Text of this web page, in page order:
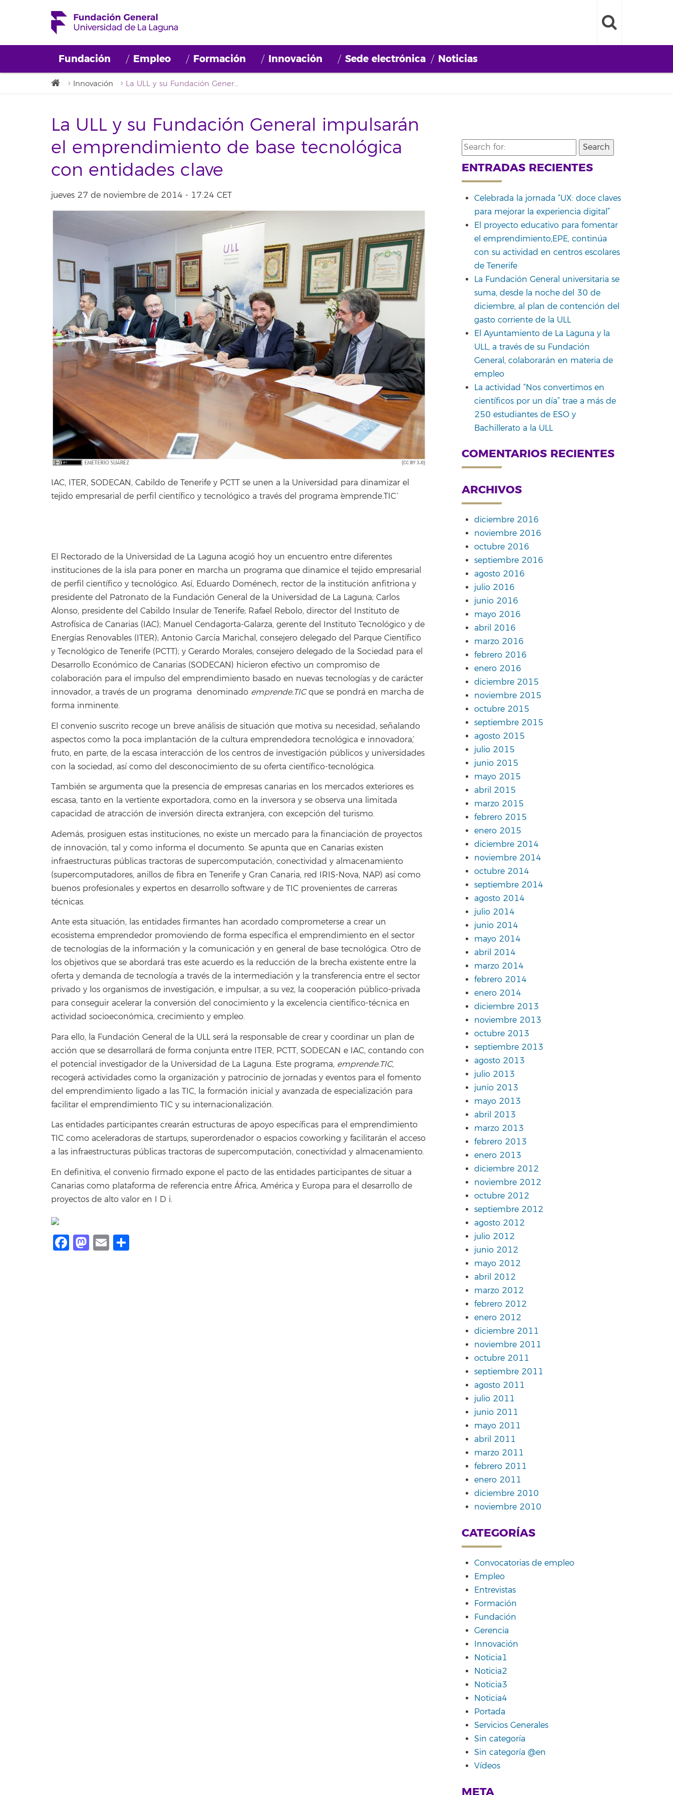
Fundación Empleo Formación Innovación Sede electrónica Noticias
Innovación La ULL y su Fundación General impulsarán el emprendimiento de base tecnológica con entidades clave
La ULL y su Fundación General impulsarán
el emprendimiento de base tecnológica
con entidades clave
jueves 27 de noviembre de 2014 - 17:24 CET
IAC, ITER, SODECAN, Cabildo de Tenerife y PCTT se unen a la Universidad para dinamizar el
tejido empresarial de perfil científico y tecnológico a través del programa `emprende.TIC´
El Rectorado de la Universidad de La Laguna acogió hoy un encuentro entre diferentes
instituciones de la isla para poner en marcha un programa que dinamice el tejido empresarial
de perfil científico y tecnológico. Así, Eduardo Doménech, rector de la institución anfitriona y
presidente del Patronato de la Fundación General de la Universidad de La Laguna; Carlos
Alonso, presidente del Cabildo Insular de Tenerife; Rafael Rebolo, director del Instituto de
Astrofísica de Canarias (IAC); Manuel Cendagorta-Galarza, gerente del Instituto Tecnológico y de
Energías Renovables (ITER); Antonio García Marichal, consejero delegado del Parque Científico
y Tecnológico de Tenerife (PCTT); y Gerardo Morales, consejero delegado de la Sociedad para el
Desarrollo Económico de Canarias (SODECAN) hicieron efectivo un compromiso de
colaboración para el impulso del emprendimiento basado en nuevas tecnologías y de carácter
innovador, a través de un programa denominado emprende.TICque se pondrá en marcha de
forma inminente.
El convenio suscrito recoge un breve análisis de situación que motiva su necesidad, señalando
aspectos como `la poca implantación de la cultura emprendedora tecnológica e innovadora´,
fruto, en parte, de la escasa interacción de los centros de investigación públicos y universidades
con la sociedad, así como del desconocimiento de su oferta científico-tecnológica.
También se argumenta que la presencia de empresas canarias en los mercados exteriores es
escasa, tanto en la vertiente exportadora, como en la inversora y se observa una limitada
capacidad de atracción de inversión directa extranjera, con excepción del turismo.
Además, prosiguen estas instituciones, no existe un mercado para la financiación de proyectos
de innovación, tal y como informa el documento. Se apunta que en Canarias existen
infraestructuras públicas tractoras de supercomputación, conectividad y almacenamiento
(supercomputadores, anillos de fibra en Tenerife y Gran Canaria, red IRIS-Nova, NAP) así como
buenos profesionales y expertos en desarrollo software y de TIC provenientes de carreras
técnicas.
Ante esta situación, las entidades firmantes han acordado comprometerse a crear un
ecosistema emprendedor promoviendo de forma específica el emprendimiento en el sector
de tecnologías de la información y la comunicación y en general de base tecnológica. Otro de
los objetivos que se abordará tras este acuerdo es la reducción de la brecha existente entre la
oferta y demanda de tecnología a través de la intermediación y la transferencia entre el sector
privado y los organismos de investigación, e impulsar, a su vez, la cooperación público-privada
para conseguir acelerar la conversión del conocimiento y la excelencia científico-técnica en
actividad socioeconómica, crecimiento y empleo.
Para ello, la Fundación General de la ULL será la responsable de crear y coordinar un plan de
acción que se desarrollará de forma conjunta entre ITER, PCTT, SODECAN e IAC, contando con
el potencial investigador de la Universidad de La Laguna. Este programa, emprende.TIC,
recogerá actividades como la organización y patrocinio de jornadas y eventos para el fomento
del emprendimiento ligado a las TIC, la formación inicial y avanzada de especialización para
facilitar el emprendimiento TIC y su internacionalización.
Las entidades participantes crearán estructuras de apoyo específicas para el emprendimiento
TIC como aceleradoras de startups, superordenador o espacios coworking y facilitarán el acceso
a las infraestructuras públicas tractoras de supercomputación, conectividad y almacenamiento.
En definitiva, el convenio firmado expone el pacto de las entidades participantes de situar a
Canarias como plataforma de referencia entre África, América y Europa para el desarrollo de
proyectos de alto valor en I D i.
Facebook
Mastodon
Email
Search
for:
ENTRADAS RECIENTES
Celebrada la jornada “UX: doce claves
para mejorar la experiencia digital”
El proyecto educativo para fomentar
el emprendimiento,EPE, continúa
con su actividad en centros escolares
de Tenerife
La Fundación General universitaria se
suma, desde la noche del 30 de
diciembre, al plan de contención del
gasto corriente de la ULL
El Ayuntamiento de La Laguna y la
ULL, a través de su Fundación
General, colaborarán en materia de
empleo
La actividad “Nos convertimos en
científicos por un día” trae a más de
250 estudiantes de ESO y
Bachillerato a la ULL
COMENTARIOS RECIENTES
ARCHIVOS
diciembre 2016
noviembre 2016
octubre 2016
septiembre 2016
agosto 2016
julio 2016
junio 2016
mayo 2016
abril 2016
marzo 2016
febrero 2016
enero 2016
diciembre 2015
noviembre 2015
octubre 2015
septiembre 2015
agosto 2015
julio 2015
junio 2015
mayo 2015
abril 2015
marzo 2015
febrero 2015
enero 2015
diciembre 2014
noviembre 2014
octubre 2014
septiembre 2014
agosto 2014
julio 2014
junio 2014
mayo 2014
abril 2014
marzo 2014
febrero 2014
enero 2014
diciembre 2013
noviembre 2013
octubre 2013
septiembre 2013
agosto 2013
julio 2013
junio 2013
mayo 2013
abril 2013
marzo 2013
febrero 2013
enero 2013
diciembre 2012
noviembre 2012
octubre 2012
septiembre 2012
agosto 2012
julio 2012
junio 2012
mayo 2012
abril 2012
marzo 2012
febrero 2012
enero 2012
diciembre 2011
noviembre 2011
octubre 2011
septiembre 2011
agosto 2011
julio 2011
junio 2011
mayo 2011
abril 2011
marzo 2011
febrero 2011
enero 2011
diciembre 2010
noviembre 2010
CATEGORÍAS
Convocatorias de empleo
Empleo
Entrevistas
Formación
Fundación
Gerencia
Innovación
Noticia1
Noticia2
Noticia3
Noticia4
Portada
Servicios Generales
Sin categoría
Sin categoría @en
Vídeos
META